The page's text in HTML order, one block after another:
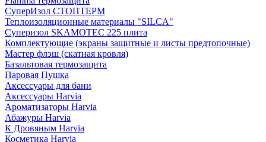
СуперИзол СТОПТЕРМ
Теплоизоляционные материалы "SILCA"
Суперизол SKAMOTEC 225 плита
Комплектующие (экраны защитные и листы предтопочные)
Мастер флэш (скатная кровля)
Базальтовая термозащита
Паровая Пушка
Аксессуары для бани
Аксессуары Harvia
Ароматизаторы Harvia
Абажуры Harvia
К Дровяным Harvia
Косметика Harvia